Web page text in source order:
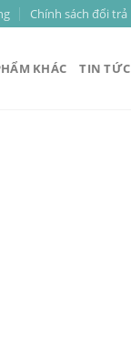
Chính sách đổi trả
KHÁC TIN TỨC